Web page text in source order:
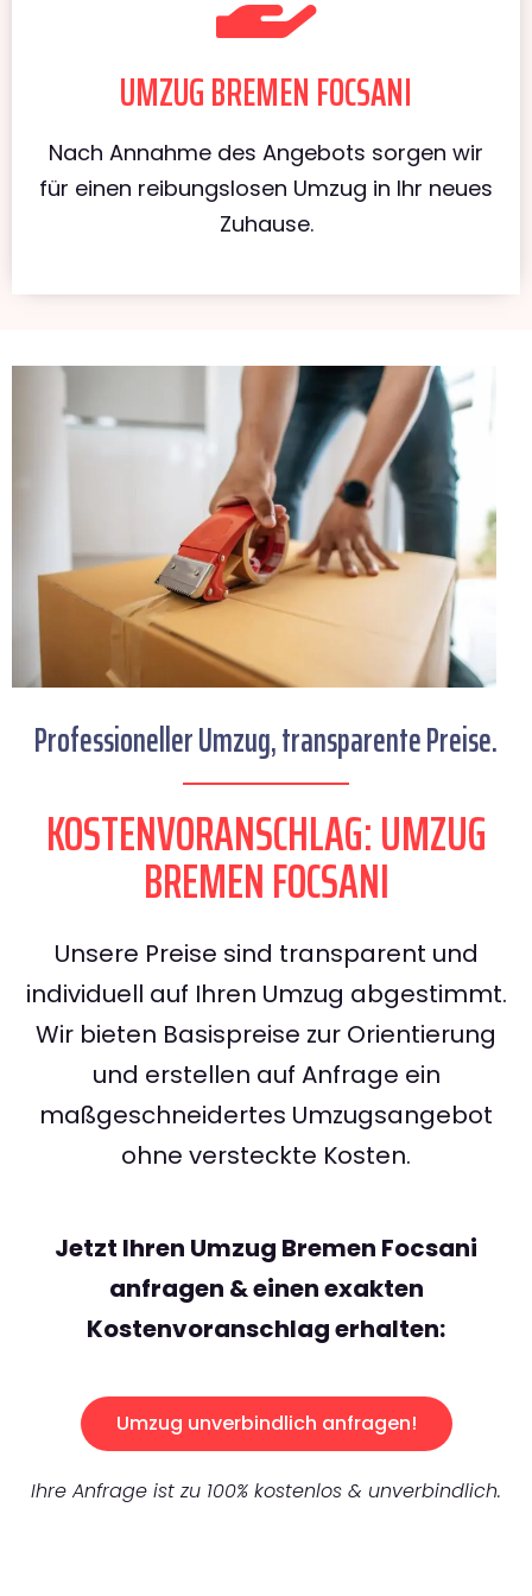
UMZUG BREMEN FOCSANI
Nach Annahme des Angebots sorgen wir
für einen reibungslosen Umzug in Ihr neues
Zuhause.
Professioneller Umzug, transparente Preise.
KOSTENVORANSCHLAG: UMZUG
BREMEN FOCSANI
Unsere Preise sind transparent und
individuell auf Ihren Umzug abgestimmt.
Wir bieten Basispreise zur Orientierung
und erstellen auf Anfrage ein
maßgeschneidertes Umzugsangebot
ohne versteckte Kosten.
Jetzt Ihren Umzug Bremen Focsani
anfragen & einen exakten
Kostenvoranschlag erhalten:
Umzug unverbindlich anfragen!
Ihre Anfrage ist zu 100% kostenlos & unverbindlich.